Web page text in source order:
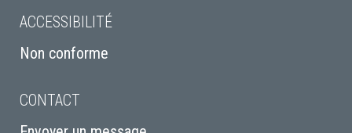
ACCESSIBILITÉ
Non conforme
CONTACT